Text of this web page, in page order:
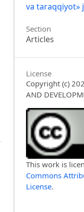
va taraqqiyot»
Section
Articles
License
Copyright (c)
AND
This work is
Commons
License.